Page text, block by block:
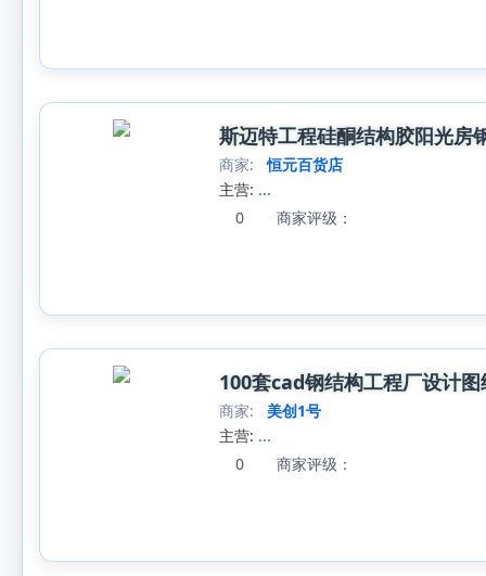
斯迈特工程硅酮结构胶阳光房
商家:
恒元百货店
主营: ...
0
商家评级：
100套cad钢结构工程厂设计
商家:
美创1号
主营: ...
0
商家评级：